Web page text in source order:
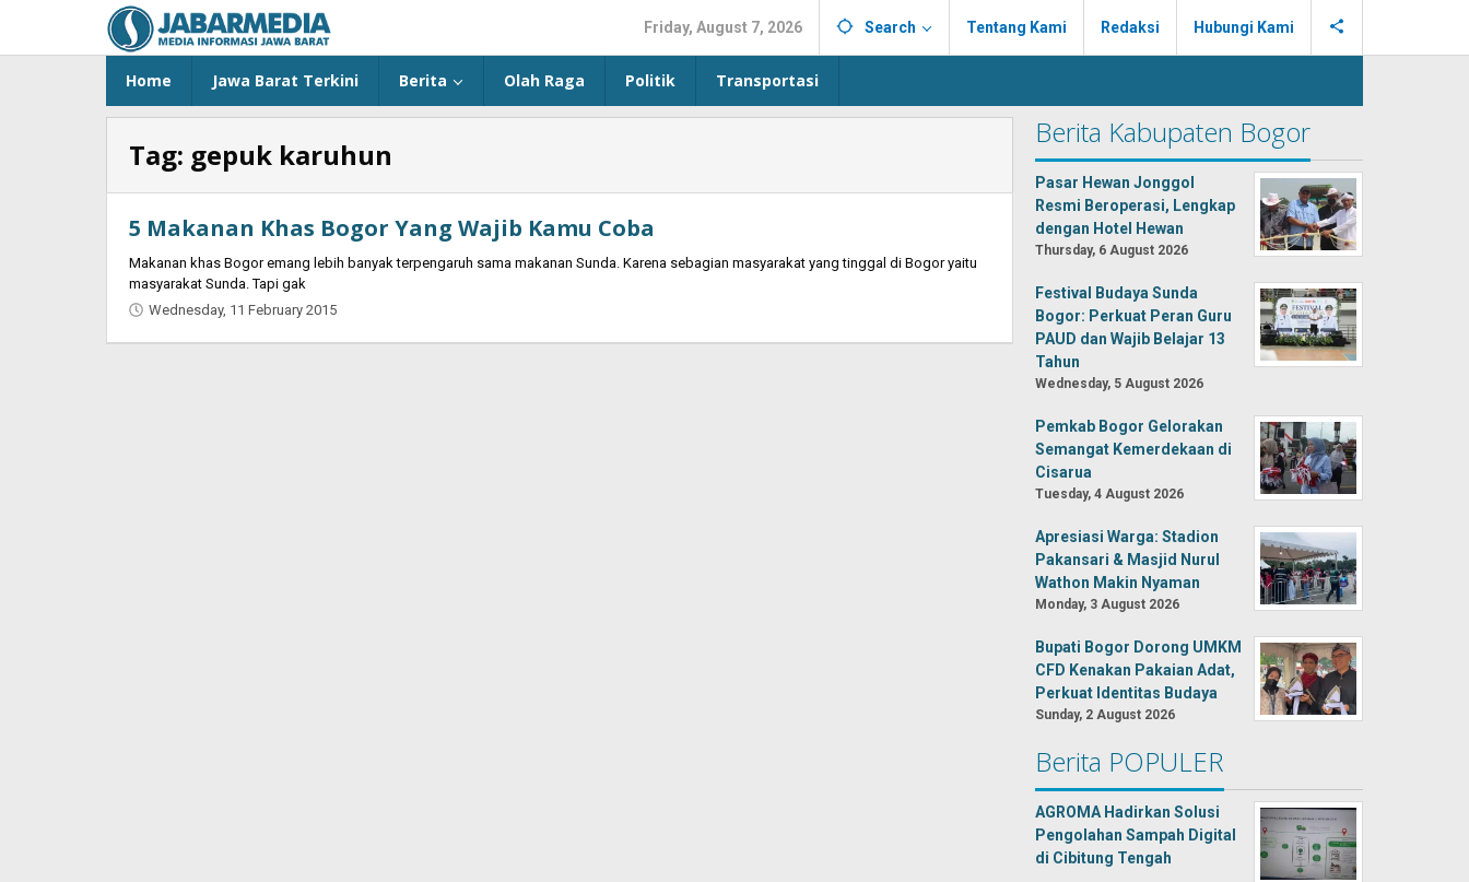
content
Friday, August 7, 2026 Search Tentang Kami Redaksi Hubungi Kami
Home Jawa Barat Terkini Berita Olah Raga Politik Transportasi
Tag: gepuk karuhun
5 Makanan Khas Bogor Yang Wajib Kamu Coba
Makanan khas Bogor emang lebih banyak terpengaruh sama makanan Sunda. Karena sebagian masyarakat yang tinggal di Bogor yaitu
masyarakat Sunda. Tapi gak
Wednesday, 11 February 2015
Berita Kabupaten Bogor
Pasar Hewan Jonggol
Resmi Beroperasi, Lengkap
dengan Hotel Hewan
Thursday, 6 August 2026
Festival Budaya Sunda
Bogor: Perkuat Peran Guru
PAUD dan Wajib Belajar 13
Tahun
Wednesday, 5 August 2026
Pemkab Bogor Gelorakan
Semangat Kemerdekaan di
Cisarua
Tuesday, 4 August 2026
Apresiasi Warga: Stadion
Pakansari & Masjid Nurul
Wathon Makin Nyaman
Monday, 3 August 2026
Bupati Bogor Dorong UMKM
CFD Kenakan Pakaian Adat,
Perkuat Identitas Budaya
Sunday, 2 August 2026
Berita POPULER
AGROMA Hadirkan Solusi
Pengolahan Sampah Digital
di Cibitung Tengah